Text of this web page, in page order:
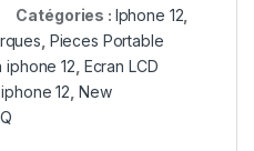
Catégories : Iphone 12
Pieces Portable
iphone 12 Ecran LCD
12 New